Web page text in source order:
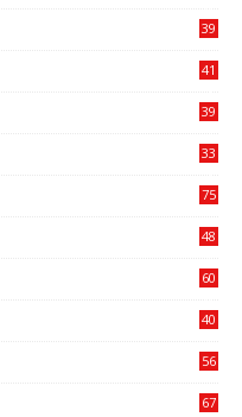
39
41
39
33
75
48
60
40
56
67